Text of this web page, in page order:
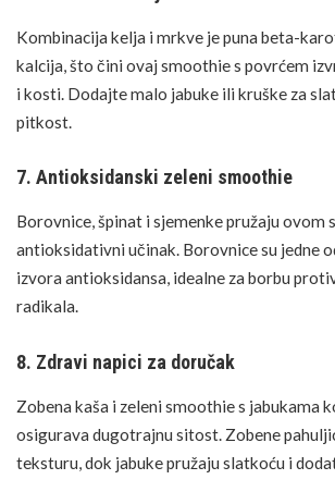
Kombinacija kelja i mrkve je puna beta-
kalcija, što čini ovaj smoothie s povrćem
i kosti. Dodajte malo jabuke ili kruške za
pitkost.
7. Antioksidanski zeleni smoothie
Borovnice, špinat i sjemenke pružaju ovom
antioksidativni učinak. Borovnice su jedne
izvora antioksidansa, idealne za borbu
radikala.
8. Zdravi napici za doručak
Zobena kaša i zeleni smoothie s jabukama
osigurava dugotrajnu sitost. Zobene
teksturu, dok jabuke pružaju slatkoću i